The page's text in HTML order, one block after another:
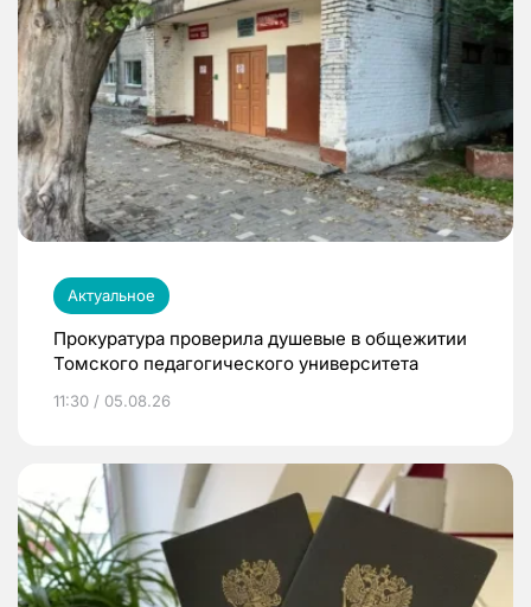
Актуальное
Прокуратура проверила душевые в общежитии
Томского педагогического университета
11:30 / 05.08.26